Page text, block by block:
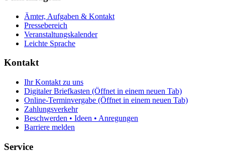
Ämter, Aufgaben & Kontakt
Pressebereich
Veranstaltungskalender
Leichte Sprache
Kontakt
Ihr Kontakt zu uns
Digitaler Briefkasten (Öffnet in einem neuen Tab)
Online-Terminvergabe (Öffnet in einem neuen Tab)
Zahlungsverkehr
Beschwerden • Ideen • Anregungen
Barriere melden
Service